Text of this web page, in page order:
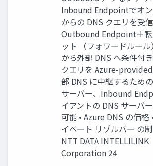
Inbound Endpointでオ
からの DNS クエリを受信
Outbound Endpoint＋転
ット （フォワードルー
から外部 DNS へ条件付
クエリを Azure-
部 DNS に中継するため
サーバー、Inbound
イアントの DNS サーバ
可能 • Azure DNS の価格
イベート リゾルバー の
NTT DATA INTELLILINK
Corporation 24